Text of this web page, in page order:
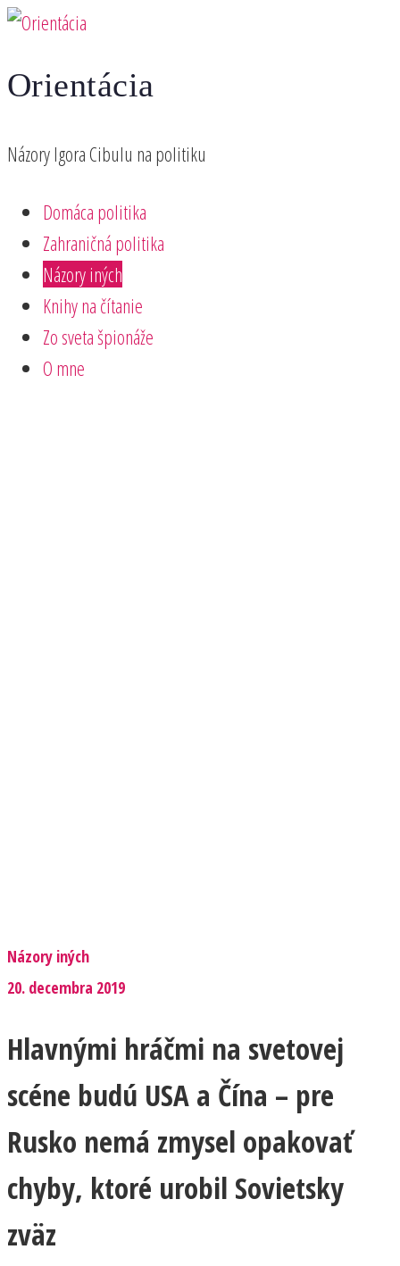
Preskočiť
obsah
Orientácia
Názory Igora Cibulu na politiku
Domáca politika
Zahraničná politika
Názory iných
Knihy na čítanie
Zo sveta špionáže
O mne
Názory iných
20. decembra 2019
Hlavnými hráčmi na svetovej
scéne budú USA a Čína – pre
Rusko nemá zmysel opakovať
chyby, ktoré urobil Sovietsky
zväz